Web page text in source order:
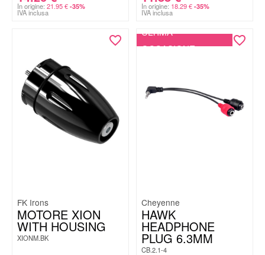
In origine: 21.95€ -35%
IVA inclusa
In origine: 18.29€ -35%
IVA inclusa
FK Irons
MOTORE XION
WITH HOUSING
XIONM.BK
ULTIMA
OCCASIONE
Cheyenne
HAWK
HEADPHONE
PLUG 6.3MM
CB.2.1-4